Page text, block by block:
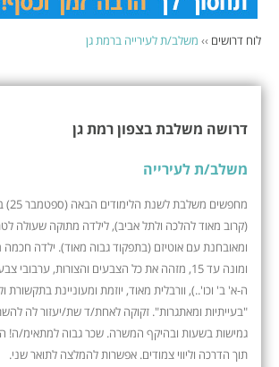
לוח דרושים ›› משלב/ת לעירייה ברמת גן
דרושה משלבת בצפון רמת גן
משלב/ת לעירייה
(קרוב מאוד להלכה ולתל אביב), לילדה מתוקה שעולה
ומאובחנת עם אוטיזם (בתפקוד גבוה מאוד). ילדה חכמה
ומונה עד 15, מזהה את כל הצבעים והצורות, ערבובי
ה-א' ב' וכו'..), וורבלית מאוד, יוזמת ומעוניינת בתקשורת
"בעייתיות ומאתגרות". זקוקה לאחת/ד שת/יעזור לה
גמישות בשעות ובהיקף המשרה. שכר גבוה למתאימ/ה!
תוך הדרכה וליווי צמודים. אפשרות להמלצה לתואר שני.